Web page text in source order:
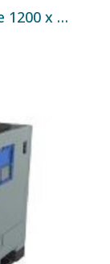
Caisses allibert porte abattante 1200 x 1000